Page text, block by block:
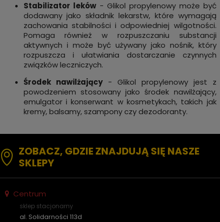
Stabilizator leków- Glikol propylenowy może być
dodawany jako składnik lekarstw, które wymagają
zachowania stabilności i odpowiedniej wilgotności.
Pomaga również w rozpuszczaniu substancji
aktywnych i może być używany jako nośnik, który
rozpuszcza i ułatwiania dostarczanie czynnych
związków leczniczych.
Środek nawilżający- Glikol propylenowy jest z
powodzeniem stosowany jako środek nawilżający,
emulgator i konserwant w kosmetykach, takich jak
kremy, balsamy, szampony czy dezodoranty.
ZOBACZ, GDZIE ZNAJDUJĄ SIĘ NASZE
SKLEPY
Centrum
sklep stacjonarny
al. Solidarności 113d